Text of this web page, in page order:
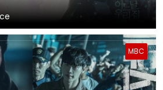
MBC